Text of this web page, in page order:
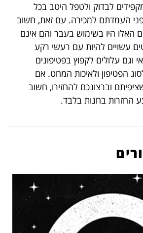
לבדוק ולטפל היטב בכל
העמדתם למכירה. עם זאת, חשוב
האלו היו בשימוש בעבר והם אינם
עשויים להיות עם רעשי רקע
וגם עלולים לקפוץ בפטיפונים
הפטיפון ולאיכות המחט. אם
וברצונכם להחזירו, חשוב
החזרות בחנות בלבד.